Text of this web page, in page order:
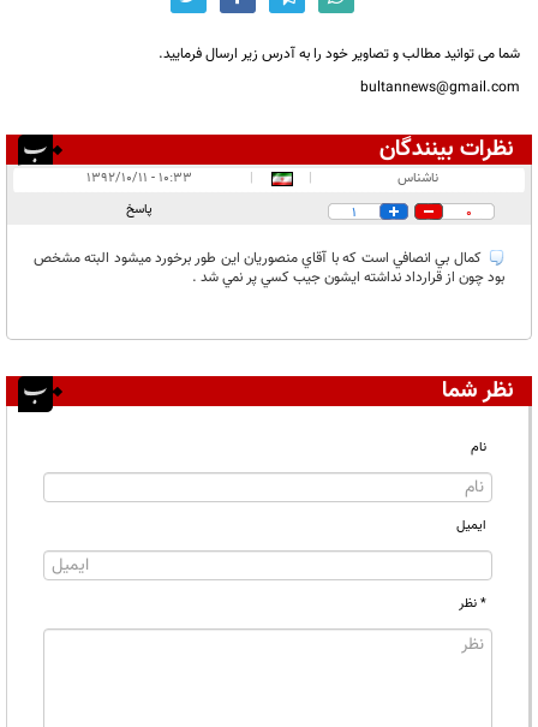
شما می توانید مطالب و تصاویر خود را به آدرس زیر ارسال فرمایید.
bultannews@gmail.com
نظرات بینندگان
در انتظار بررسی:۱
ناشناس |
|
۱۰:۳۳ - ۱۳۹۲/۱۰/۱۱
0
1 پاسخ
كمال بي انصافي است كه با آقاي منصوريان اين طور برخورد ميشود البته مشخص
بود چون از قرارداد نداشته ايشون جيب كسي پر نمي شد .
نظر شما
نام
ایمیل
* نظر